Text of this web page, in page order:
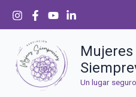
Mujeres
Un lugar